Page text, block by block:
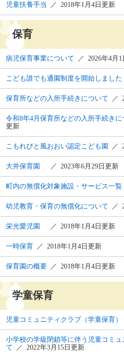
児童扶養手当 2018年1月4日更新
保育
病児保育事業について 2026年4月
こども誰でも通園制度を開始しました
保育所などの入所手続きについて
令和8年4月保育所などの入所手続きに
更新
こもれびと風おおい認定こども園
大井保育園 2023年6月29日更新
町内の無償化対象施設・サービス一覧
幼児教育・保育の無償化について
栄光愛児園 2018年1月4日更新
一時保育 2018年1月4日更新
保育園の概要 2018年1月4日更新
学童保育
児童コミュニティクラブ（学童保育）
小学校の学級閉鎖等に伴う児童コミ
て
2022年3月15日更新